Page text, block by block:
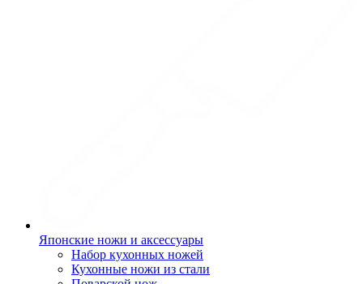
Японские ножи и аксессуары
Набор кухонных ножей
Кухонные ножи из стали